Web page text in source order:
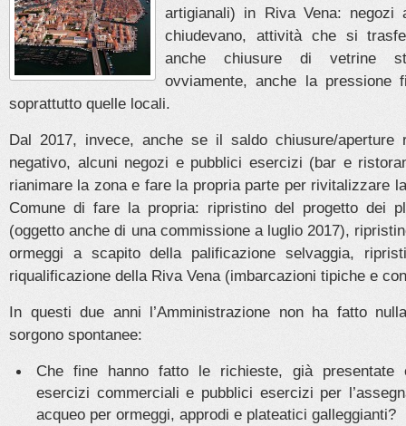
artigianali) in Riva Vena: negozi
chiudevano, attività che si
anche chiusure di vetrine
ovviamente, anche la pressione
soprattutto quelle locali.
Dal 2017, invece, anche se il saldo chiusure/aperture
negativo, alcuni negozi e pubblici esercizi (bar e
rianimare la zona e fare la propria parte per rivitalizzare
Comune di fare la propria: ripristino del progetto dei
(oggetto anche di una commissione a luglio 2017),
ormeggi a scapito della palificazione selvaggia,
riqualificazione della Riva Vena (imbarcazioni tipiche e
In questi due anni l’Amministrazione non ha fatto
sorgono spontanee:
Che fine hanno fatto le richieste, già presentate
esercizi commerciali e pubblici esercizi per
acqueo per ormeggi, approdi e plateatici galleggianti?